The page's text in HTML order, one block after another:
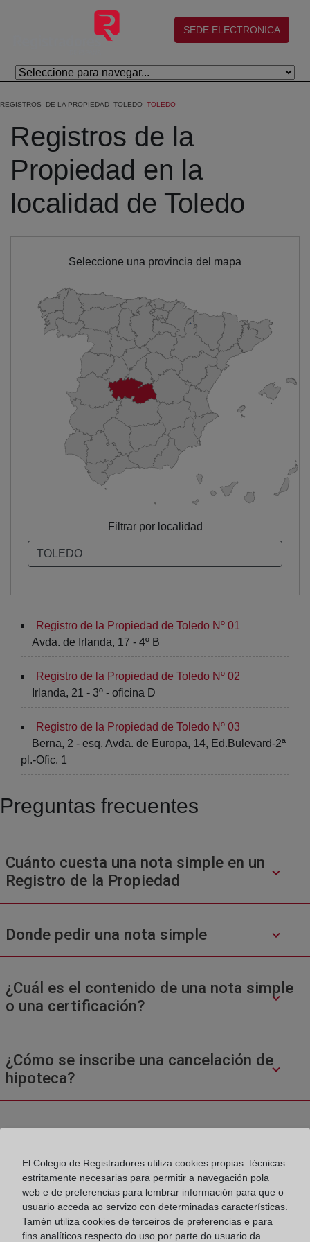
Skip to Main Content
(abre en nueva ventana)
SEDE ELECTRONICA
REGISTROS DE LA PROPIEDAD TOLEDO TOLEDO
Registros de la
Propiedad en la
localidad de Toledo
Seleccione una provincia del mapa
Filtrar por localidad
Registro de la Propiedad de Toledo Nº 01
Avda. de Irlanda, 17 - 4º B
Registro de la Propiedad de Toledo Nº 02
Irlanda, 21 - 3º - oficina D
Registro de la Propiedad de Toledo Nº 03
Berna, 2 - esq. Avda. de Europa, 14, Ed.Bulevard-2ª
pl.-Ofic. 1
Preguntas frecuentes
Cuánto cuesta una nota simple en un
Registro de la Propiedad
Donde pedir una nota simple
¿Cuál es el contenido de una nota simple
o una certificación?
¿Cómo se inscribe una cancelación de
hipoteca?
Colegio de Registradores
Príncipe de Vergara 70. 28006 Madrid
El Colegio de Registradores utiliza cookies propias: técnicas
estritamente necesarias para permitir a navegación pola
web e de preferencias para lembrar información para que o
usuario acceda ao servizo con determinadas características.
Tamén utiliza cookies de terceiros de preferencias e para
fins analíticos respecto do uso por parte do usuario da